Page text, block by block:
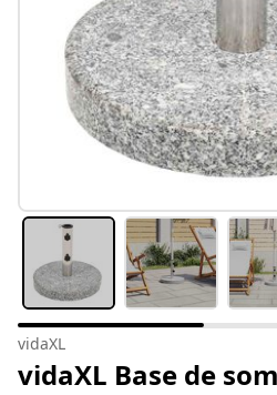
vidaXL
vidaXL Base de